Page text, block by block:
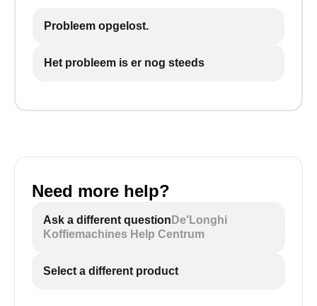
Probleem opgelost.
Het probleem is er nog steeds
Need more help?
Ask a different question De'Longhi
Koffiemachines Help Centrum
Select a different product